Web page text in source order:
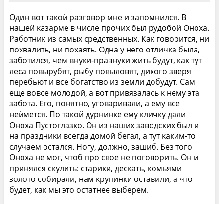
Один вот такой разговор мне и запомнился. В
нашей казарме в числе прочих был рудобой Оноха.
Работник из самых средственных. Как говорится, ни
похвалить, ни похаять. Одна у него отличка была,
заботился, чем внуки-правнуки жить будут, как тут
леса повырубят, рыбу повыловят, дикого зверя
перебьют и все богатство из земли добудут. Сам
еще вовсе молодой, а вот привязалась к нему эта
забота. Его, понятно, уговаривали, а ему все
неймется. По такой дурнинке ему кличку дали
Оноха Пустоглазко. Он из наших заводских был и
на праздники всегда домой бегал, а тут каким-то
случаем остался. Ногу, должно, зашиб. Без того
Оноха не мог, чтоб про свое не поговорить. Он и
принялся скулить: старики, дескать, комьями
золото собирали, нам крупинки оставили, а что
будет, как мы это остатнее выберем.